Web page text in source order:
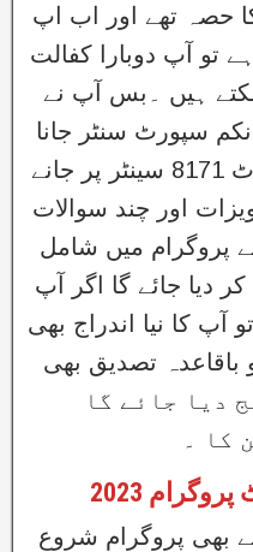
حصہ تھے اور اب اپ
تو آپ دوبارا کفالت
ہیں ۔بس آپ نے
سپورٹ سنٹر جانا
ہوگا ۔۔بینظیر انکم سپورٹ 8171 سینٹر پر جانے
اور چند سوالات
پروگرام میں شامل
دیا جائے گا اگر آپ
آپ کا نیا اندراج بھی
باقاعدہ تصدیق بھی
سے بھیج دیا جائے گا
کا ۔
2023
بھی پروگرام شروع